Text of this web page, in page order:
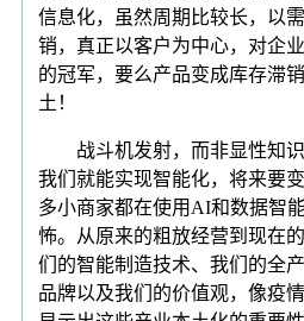
信息化，虽然周期比较长，以
销，真正以客户为中心，对企
的冠军，要么产品变成库存滞
土！
战斗机发射，而非显性知识
我们就能实现智能化，将来要
多小商家都在使用AI和数据智
怖。从原来的粗放经营到现在
们的智能制造技术、我们的全
品牌以及我们的价值观，像疫